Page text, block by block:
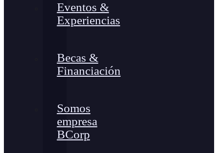
Eventos &
Experiencias
Becas &
Financiación
Somos
empresa
BCorp